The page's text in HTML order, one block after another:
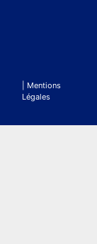
| Mentions
Légales